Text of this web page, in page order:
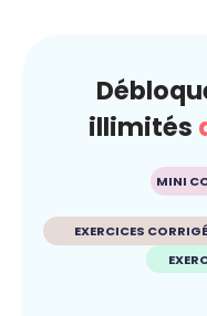
illimités
MINI
EXERCICES